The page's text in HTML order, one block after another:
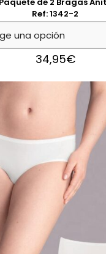
Ref: 1342-2
34,95€